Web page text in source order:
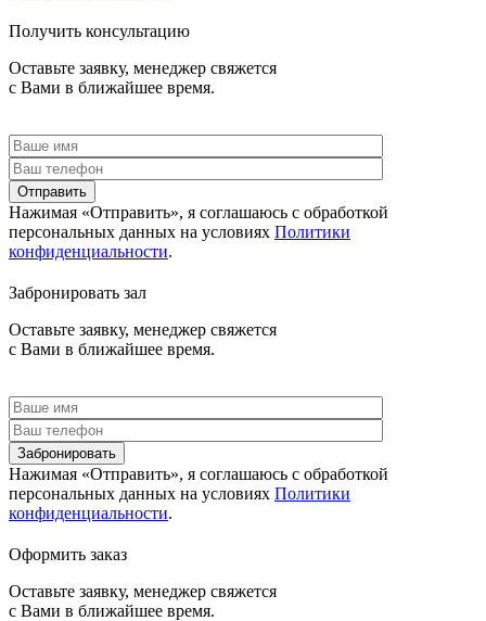
Получить консультацию
Оставьте заявку, менеджер свяжется
с Вами в ближайшее время.
Отправить
Нажимая «Отправить», я соглашаюсь c обработкой
персональных данных на условиях Политики
конфиденциальности.
Забронировать зал
Оставьте заявку, менеджер свяжется
с Вами в ближайшее время.
Забронировать
Нажимая «Отправить», я соглашаюсь c обработкой
персональных данных на условиях Политики
конфиденциальности.
Оформить заказ
Оставьте заявку, менеджер свяжется
с Вами в ближайшее время.